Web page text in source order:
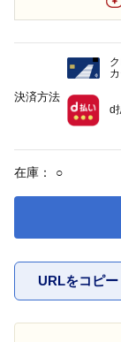
在庫： ○
URLをコピー
決済方法
d